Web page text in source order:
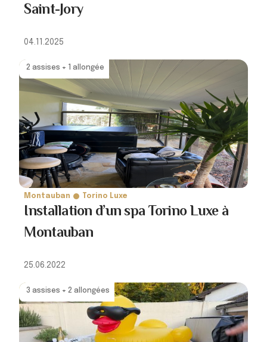
Saint-Jory
04.11.2025
2 assises + 1 allongée
Montauban Torino Luxe
Installation d’un spa Torino Luxe à
Montauban
25.06.2022
3 assises + 2 allongées